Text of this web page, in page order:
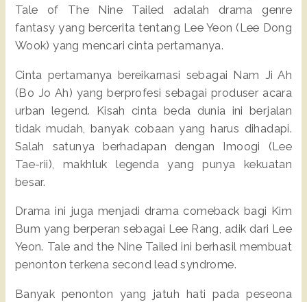
Tale of The Nine Tailed adalah drama genre
fantasy yang bercerita tentang Lee Yeon (Lee Dong
Wook) yang mencari cinta pertamanya.
Cinta pertamanya bereikarnasi sebagai Nam Ji Ah
(Bo Jo Ah) yang berprofesi sebagai produser acara
urban legend. Kisah cinta beda dunia ini berjalan
tidak mudah, banyak cobaan yang harus dihadapi.
Salah satunya berhadapan dengan Imoogi (Lee
Tae-rii), makhluk legenda yang punya kekuatan
besar.
Drama ini juga menjadi drama comeback bagi Kim
Bum yang berperan sebagai Lee Rang, adik dari Lee
Yeon. Tale and the Nine Tailed ini berhasil membuat
penonton terkena second lead syndrome.
Banyak penonton yang jatuh hati pada peseona